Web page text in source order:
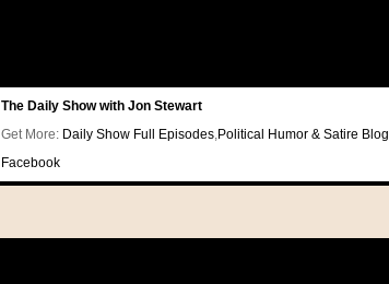
The Daily Show with Jon Stewart
Get More: Daily Show Full Episodes Political Humor & Satire Blog
Facebook